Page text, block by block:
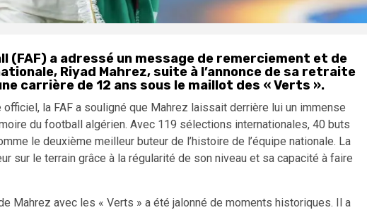
(FAF) a adressé un message de remerciement et de
Riyad Mahrez, suite à l’annonce de sa retraite
carrière de 12 ans sous le maillot des « Verts ».
la FAF a souligné que Mahrez laissait derrière lui un immense
du football algérien. Avec 119 sélections internationales, 40 buts
le deuxième meilleur buteur de l’histoire de l’équipe nationale. La
sur le terrain grâce à la régularité de son niveau et sa capacité à faire
Mahrez avec les « Verts » a été jalonné de moments historiques. Il a